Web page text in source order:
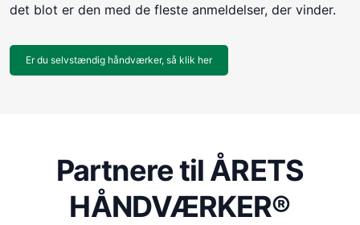
det blot er den med de fleste anmeldelser, der vinder.
Er du selvstændig håndværker, så klik her
Partnere til ÅRETS
HÅNDVÆRKER®